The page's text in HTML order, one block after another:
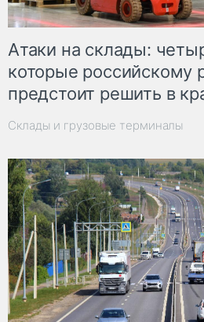
Атаки на склады:
которые российскому
предстоит решить в
Склады и грузовые терминалы